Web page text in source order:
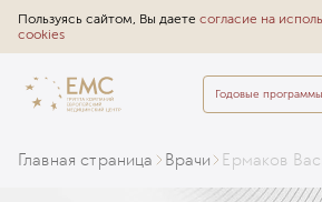
Пользуясь сайтом, Вы даете согласие на
cookies
Годовые программы
Главная страница Врачи Ермаков